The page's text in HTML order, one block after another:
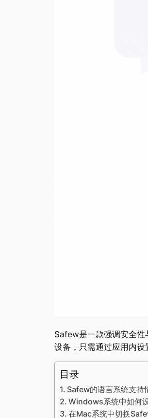
Safew是一款强调安全
设备，只需通过应用内设
目录
Safew的语言系统支持
Windows系统中如何
在Mac系统中切换